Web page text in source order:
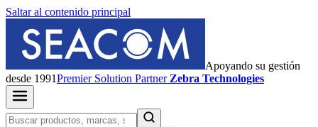
Saltar al contenido principal
Apoyando su gestión
desde 1991PremierSolution Partner Zebra Technologies